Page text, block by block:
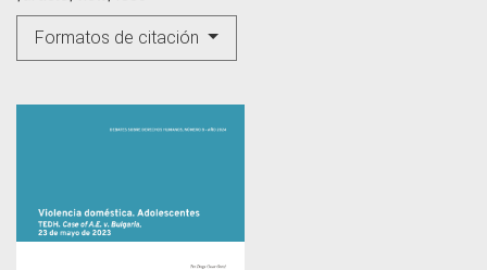
Formatos de citación